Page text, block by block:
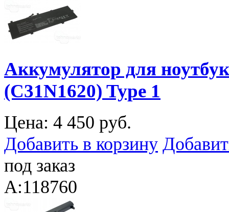
Аккумулятор для
(C31N1620) Type 1
Цена: 4 450 руб.
Добавить в корзину
под заказ
A:118760